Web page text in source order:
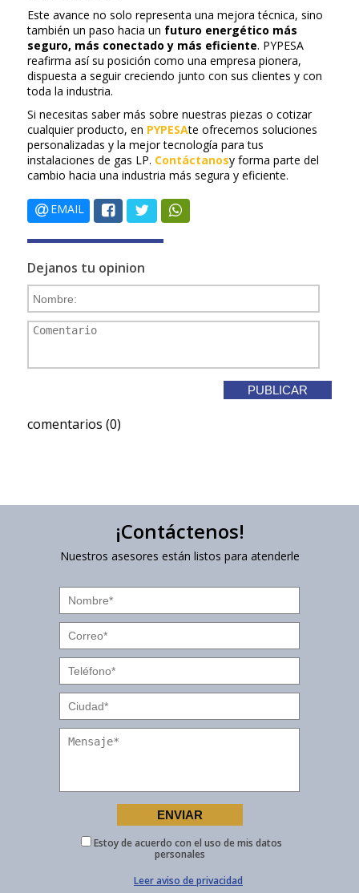
Este avance no solo representa una mejora técnica, sino
también un paso hacia un futuro energético más
seguro, más conectado y más eficiente. PYPESA
reafirma así su posición como una empresa pionera,
dispuesta a seguir creciendo junto con sus clientes y con
toda la industria.
Si necesitas saber más sobre nuestras piezas o cotizar
cualquier producto, en PYPESAte ofrecemos soluciones
personalizadas y la mejor tecnología para tus
instalaciones de gas LP. Contáctanosy forma parte del
cambio hacia una industria más segura y eficiente.
EMAIL
Dejanos tu opinion
comentarios (0)
¡Contáctenos!
Nuestros asesores están listos para atenderle
Estoy de acuerdo con el uso de mis datos
personales
Leer aviso de privacidad